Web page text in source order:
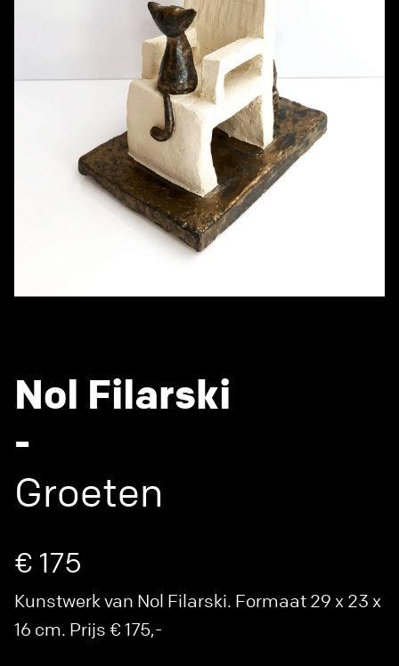
Nol Filarski
-
Groeten
€ 175
Kunstwerk van Nol Filarski. Formaat 29 x 23 x
16 cm. Prijs € 175,-